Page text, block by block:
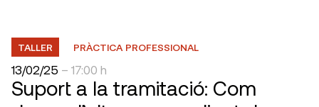
TALLER PRÀCTICA PROFESSIONAL
13/02/25 – 17:00 h
Suport a la tramitació: Com